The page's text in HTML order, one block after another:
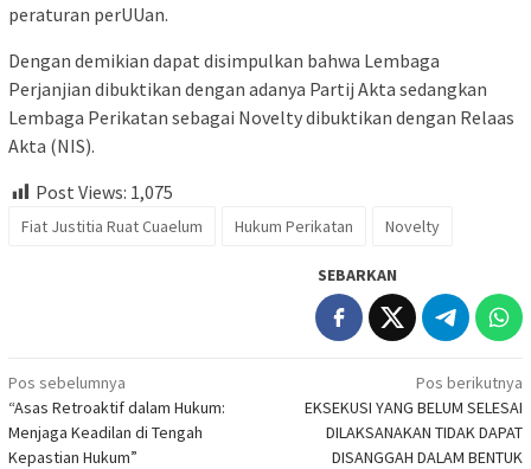
peraturan perUUan.
Dengan demikian dapat disimpulkan bahwa Lembaga
Perjanjian dibuktikan dengan adanya Partij Akta sedangkan
Lembaga Perikatan sebagai Novelty dibuktikan dengan Relaas
Akta (NIS).
Post Views: 1,075
Fiat Justitia Ruat Cuaelum Hukum Perikatan Novelty
SEBARKAN
Navigasi
pos
Pos sebelumnya
“Asas Retroaktif dalam Hukum:
Menjaga Keadilan di Tengah
Kepastian Hukum”
Pos berikutnya
EKSEKUSI YANG BELUM SELESAI
DILAKSANAKAN TIDAK DAPAT
DISANGGAH DALAM BENTUK